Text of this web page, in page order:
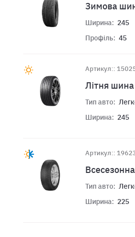
Зимова
Ширина: 245
Профіль: 45
Артикул::
Літня
Тип авто:
Ширина: 245
Артикул::
Тип авто:
Ширина: 225